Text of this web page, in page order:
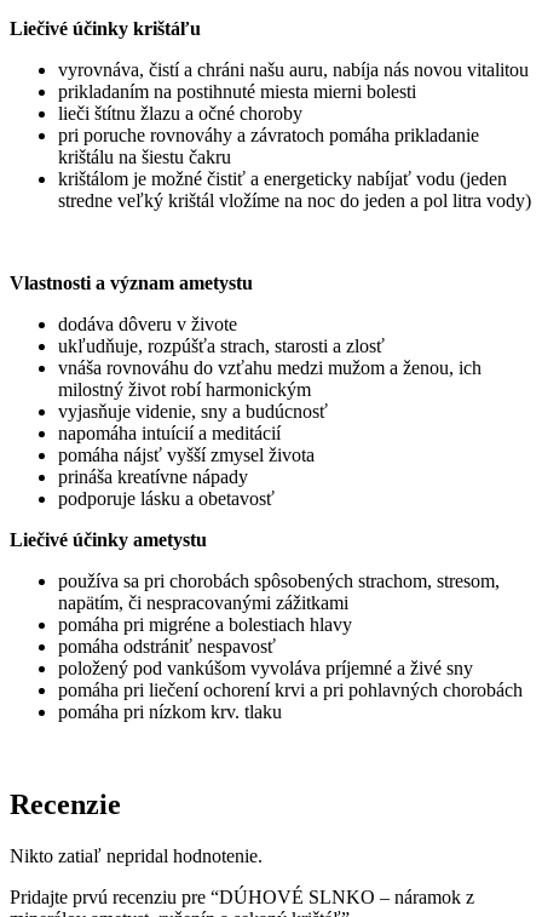
Liečivé účinky krištáľu
vyrovnáva, čistí a chráni našu auru, nabíja nás novou vitalitou
prikladaním na postihnuté miesta mierni bolesti
lieči štítnu žlazu a očné choroby
pri poruche rovnováhy a závratoch pomáha prikladanie
krištálu na šiestu čakru
krištálom je možné čistiť a energeticky nabíjať vodu (jeden
stredne veľký krištál vložíme na noc do jeden a pol litra vody)
Vlastnosti a význam ametystu
dodáva dôveru v živote
ukľudňuje, rozpúšťa strach, starosti a zlosť
vnáša rovnováhu do vzťahu medzi mužom a ženou, ich
milostný život robí harmonickým
vyjasňuje videnie, sny a budúcnosť
napomáha intuícií a meditácií
pomáha nájsť vyšší zmysel života
prináša kreatívne nápady
podporuje lásku a obetavosť
Liečivé účinky ametystu
používa sa pri chorobách spôsobených strachom, stresom,
napätím, či nespracovanými zážitkami
pomáha pri migréne a bolestiach hlavy
pomáha odstrániť nespavosť
položený pod vankúšom vyvoláva príjemné a živé sny
pomáha pri liečení ochorení krvi a pri pohlavných chorobách
pomáha pri nízkom krv. tlaku
Recenzie
Nikto zatiaľ nepridal hodnotenie.
Pridajte prvú recenziu pre “DÚHOVÉ SLNKO – náramok z